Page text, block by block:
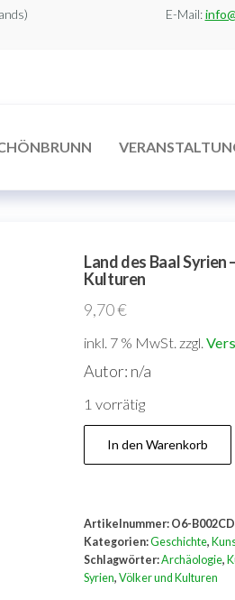
E-Mail:
Land des Baal Syrien
Kulturen
9,70€
inkl. 7 % MwSt. zzgl.
Autor: n/a
1 vorrätig
Land
des
-
Forum
d.
In den Warenkorb
Artikelnummer: O6-
Kategorien:Geschichte,
Schlagwörter:Archäologie,
Syrien, Völker und Kulturen